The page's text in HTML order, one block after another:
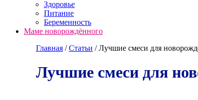
Здоровье
Питание
Беременность
Маме новорождённого
Главная /Cтатьи /Лучшие смеси для
Лучшие смеси для